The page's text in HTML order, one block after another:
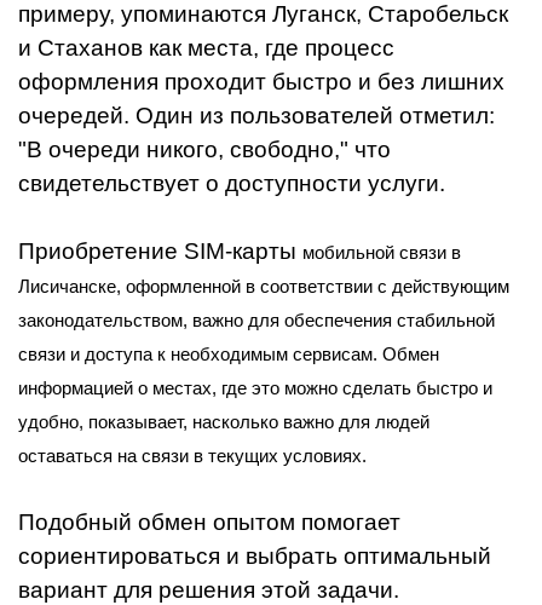
примеру, упоминаются Луганск, Старобельск
и Стаханов как места, где процесс
оформления проходит быстро и без лишних
очередей. Один из пользователей отметил:
"В очереди никого, свободно," что
свидетельствует о доступности услуги.
Приобретение SIM-карты мобильной связи в
Лисичанске, оформленной в соответствии с действующим
законодательством, важно для обеспечения стабильной
связи и доступа к необходимым сервисам. Обмен
информацией о местах, где это можно сделать быстро и
удобно, показывает, насколько важно для людей
оставаться на связи в текущих условиях.
Подобный обмен опытом помогает
сориентироваться и выбрать оптимальный
вариант для решения этой задачи.